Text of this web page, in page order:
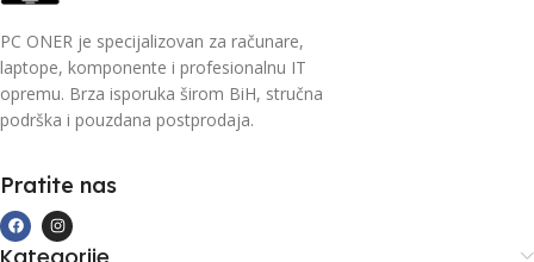
PC ONER je specijalizovan za računare,
laptope, komponente i profesionalnu IT
opremu. Brza isporuka širom BiH, stručna
podrška i pouzdana postprodaja.
Pratite nas